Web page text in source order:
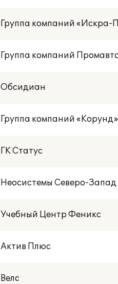
Группа компаний «Искра-
Группа компаний
Обсидиан
Группа компаний «Корунд»
ГК Статус
Неосистемы Северо-
Учебный Центр Феникс
Актив Плюс
Велс